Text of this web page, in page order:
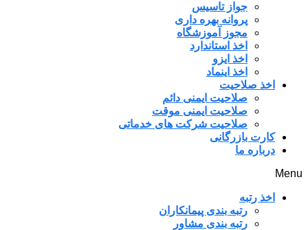
جواز تاسیس
پروانه بهره داری
مجوز آموزشگاه
اخذ استاندارد
اخذ ایزو
اخذ اینماد
اخذ صلاحیت
صلاحیت ایمنی دائم
صلاحیت ایمنی موقت
صلاحیت شرکت های خدماتی
کارت بازرگانی
درباره ما
Menu
اخذ رتبه
رتبه بندی پیمانکاران
رتبه بندی مشاور